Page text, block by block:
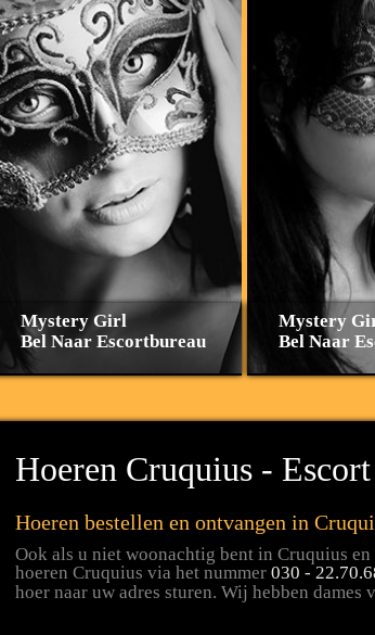
Mystery Girl
Bel Naar Escortbureau
Mystery
Bel Naar
Hoeren Cruquius -
Hoeren bestellen en ontvangen in
Ook als u niet woonachtig bent in Cruquius
hoeren Cruquius via het nummer 030 -
hoer naar uw adres sturen. Wij hebben